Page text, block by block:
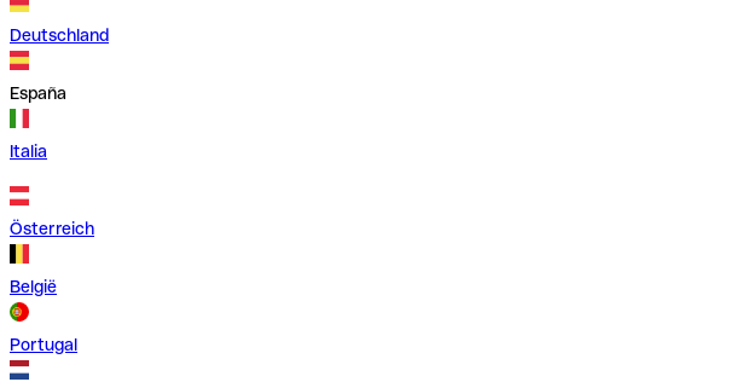
Deutschland
España
Italia
Österreich
België
Portugal